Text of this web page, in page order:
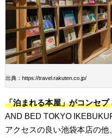
出典：https://travel.rakuten.co.jp/
「泊まれる本屋」がコンセプ
AND BED TOKYO
アクセスの良い池袋本店の